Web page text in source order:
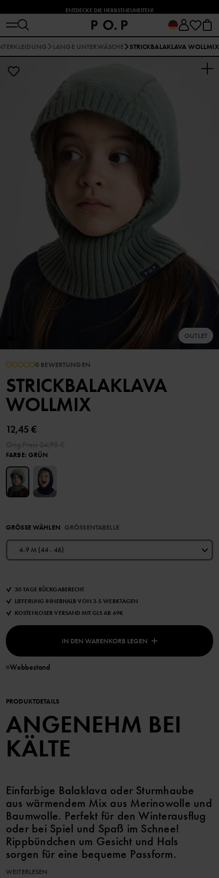
ENTDECKE DIE HERBSTNEUHEITEN!
LANGE UNTERWÄSCHE STRICKBALAKLAVA WOLLMIX
OUTLET
0 BEWERTUNGEN
STRICKBALAKLAVA
WOLLMIX
12,45 €
FARBE: GRÜN
GRÖSSE WÄHLEN GRÖSSENTABELLE
4-9 M (44 - 46)
30 TAGE RÜCKGABERECHT
LIEFERUNG INNERHALB VON 3-5 WERKTAGEN
KOSTENLOSER VERSAND MIT GLS AB 69€
IN DEN WARENKORB LEGEN
Webbestand
PRODUKTDETAILS
ANGENEHM BEI
KÄLTE
Einfarbige Balaklava oder Sturmhaube
aus wärmendem Mix aus Merinowolle und
Baumwolle. Perfekt für den Winterausflug
oder bei Spiel und Spaß im Schnee!
Rippbündchen um Gesicht und Hals
sorgen für eine bequeme Passform.
WEITERLESEN